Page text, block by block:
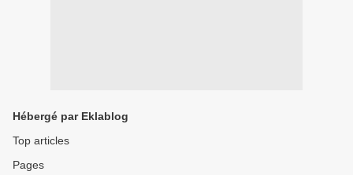
Hébergé par Eklablog
Top articles
Pages